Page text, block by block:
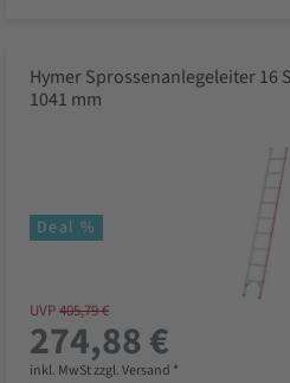
Hymer Sprossenanlegeleiter 16
1041 mm
Deal %
UVP405,79 €
274,88 €
inkl. MwSt zzgl. Versand *